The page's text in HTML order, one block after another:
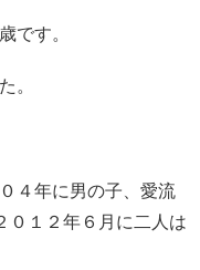
です。
。
４年に男の子、愛流
０１２年６月に二人は